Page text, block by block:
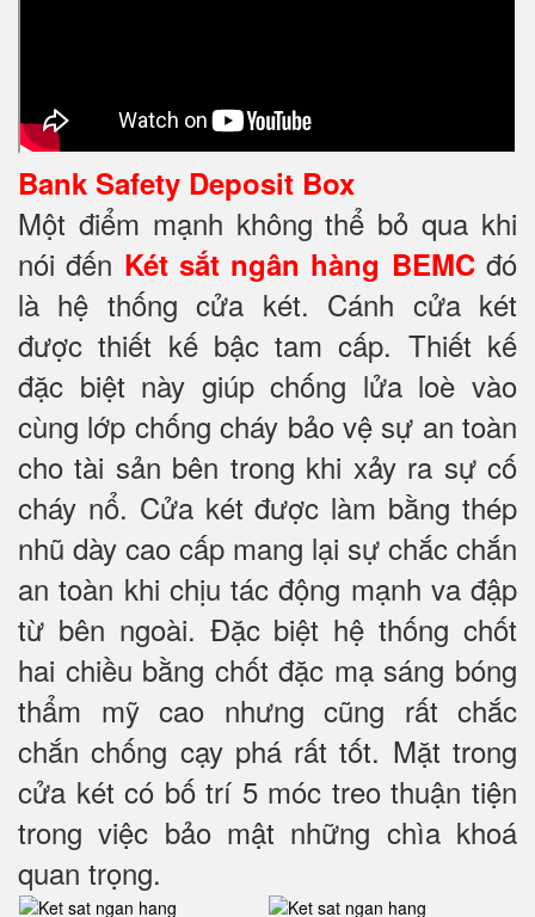
Bank Safety Deposit Box
Một điểm mạnh không thể bỏ qua khi
nói đến Két sắt ngân hàng BEMCđó
là hệ thống cửa két. Cánh cửa két
được thiết kế bậc tam cấp. Thiết kế
đặc biệt này giúp chống lửa loè vào
cùng lớp chống cháy bảo vệ sự an toàn
cho tài sản bên trong khi xảy ra sự cố
cháy nổ. Cửa két được làm bằng thép
nhũ dày cao cấp mang lại sự chắc chắn
an toàn khi chịu tác động mạnh va đập
từ bên ngoài. Đặc biệt hệ thống chốt
hai chiều bằng chốt đặc mạ sáng bóng
thẩm mỹ cao nhưng cũng rất chắc
chắn chống cạy phá rất tốt. Mặt trong
cửa két có bố trí 5 móc treo thuận tiện
trong việc bảo mật những chìa khoá
quan trọng.